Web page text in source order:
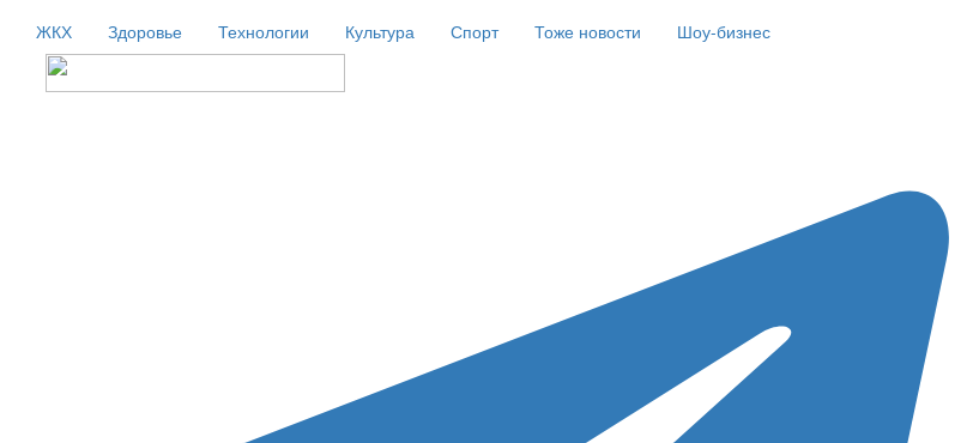
ЖКХ Здоровье Технологии Культура Спорт Тоже новости
Шоу-бизнес